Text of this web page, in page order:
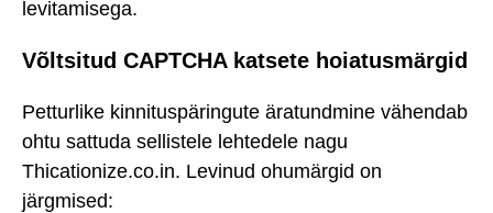
levitamisega.
Võltsitud CAPTCHA katsete hoiatusmärgid
Petturlike kinnituspäringute äratundmine vähendab
ohtu sattuda sellistele lehtedele nagu
Thicationize.co.in. Levinud ohumärgid on
järgmised: